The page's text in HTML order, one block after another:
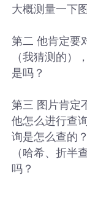
大概测量一下
第二 他肯定要
（我猜测的）
是吗？
第三 图片肯定
他怎么进行查
询是怎么查的
（哈希、折半
吗？